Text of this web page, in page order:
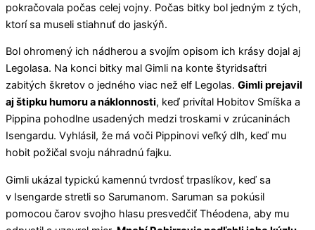
pokračovala počas celej vojny. Počas bitky bol jedným z tých,
ktorí sa museli stiahnuť do jaskýň.
Bol ohromený ich nádherou a svojím opisom ich krásy dojal aj
Legolasa. Na konci bitky mal Gimli na konte štyridsaťtri
zabitých škretov o jedného viac než elf Legolas. Gimli prejavil
aj štipku humoru a náklonnosti, keď privítal Hobitov Smíška a
Pippina pohodlne usadených medzi troskami v zrúcaninách
Isengardu. Vyhlásil, že má voči Pippinovi veľký dlh, keď mu
hobit požičal svoju náhradnú fajku.
Gimli ukázal typickú kamennú tvrdosť trpaslíkov, keď sa
v Isengarde stretli so Sarumanom. Saruman sa pokúsil
pomocou čarov svojho hlasu presvedčiť Théodena, aby mu